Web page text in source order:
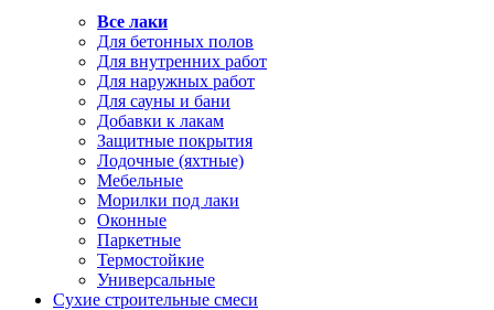
Все лаки
Для бетонных полов
Для внутренних работ
Для наружных работ
Для сауны и бани
Добавки к лакам
Защитные покрытия
Лодочные (яхтные)
Мебельные
Морилки под лаки
Оконные
Паркетные
Термостойкие
Универсальные
Сухие строительные смеси